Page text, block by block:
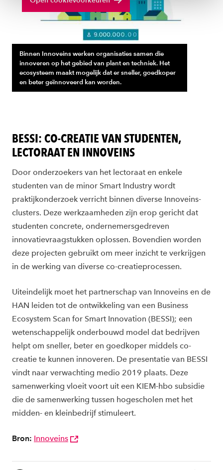
Binnen Innoveins werken organisaties samen die
innoveren op het gebied van plant en techniek. Het
ecosysteem maakt mogelijk dat er sneller, goedkoper
en beter geïnnoveerd kan worden.
BESSI: CO-CREATIE VAN STUDENTEN,
LECTORAAT EN INNOVEINS
Door onderzoekers van het lectoraat en enkele
studenten van de minor Smart Industry wordt
praktijkonderzoek verricht binnen diverse Innoveins-
clusters. Deze werkzaamheden zijn erop gericht dat
studenten concrete, ondernemersgedreven
innovatievraagstukken oplossen. Bovendien worden
deze projecten gebruikt om meer inzicht te verkrijgen
in de werking van diverse co-creatieprocessen.
Uiteindelijk moet het partnerschap van Innoveins en de
HAN leiden tot de ontwikkeling van een Business
Ecosystem Scan for Smart Innovation (BESSI); een
wetenschappelijk onderbouwd model dat bedrijven
helpt om sneller, beter en goedkoper middels co-
creatie te kunnen innoveren. De presentatie van BESSI
vindt naar verwachting medio 2019 plaats. Deze
samenwerking vloeit voort uit een KIEM-hbo subsidie
die de samenwerking tussen hogescholen met het
midden- en kleinbedrijf stimuleert.
Bron: Innoveins